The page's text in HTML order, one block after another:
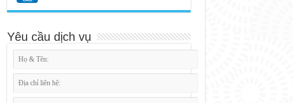
Yêu cầu dịch vụ